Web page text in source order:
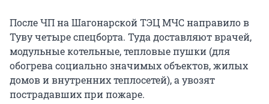
После ЧП на Шагонарской ТЭЦ МЧС направило в
Туву четыре спецборта. Туда доставляют врачей,
модульные котельные, тепловые пушки (для
обогрева социально значимых объектов, жилых
домов и внутренних теплосетей), а увозят
пострадавших при пожаре.